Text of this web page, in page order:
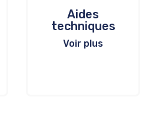
Aides
techniques
Voir plus